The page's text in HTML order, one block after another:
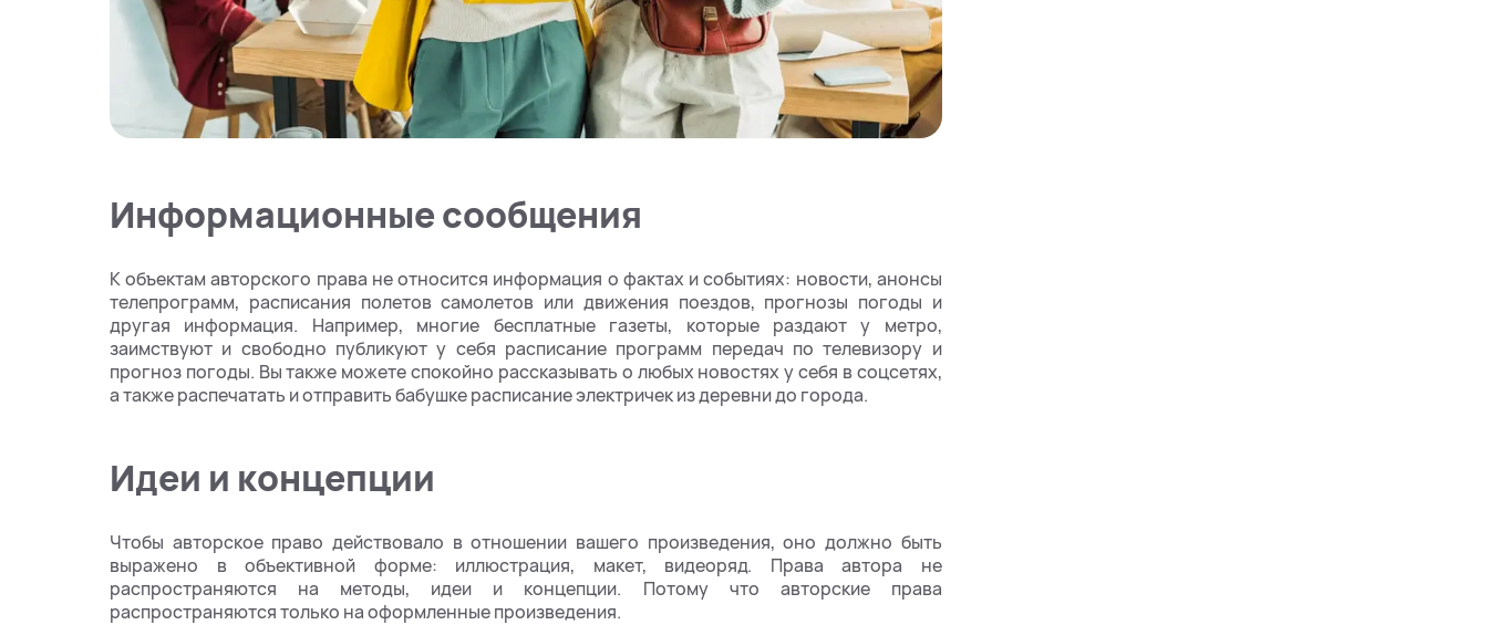
Информационные сообщения
К объектам авторского права не относится информация о фактах и событиях: новости, анонсы
телепрограмм, расписания полетов самолетов или движения поездов, прогнозы погоды и
другая информация. Например, многие бесплатные газеты, которые раздают у метро,
заимствуют и свободно публикуют у себя расписание программ передач по телевизору и
прогноз погоды. Вы также можете спокойно рассказывать о любых новостях у себя в соцсетях,
а также распечатать и отправить бабушке расписание электричек из деревни до города.
Идеи и концепции
Чтобы авторское право действовало в отношении вашего произведения, оно должно быть
выражено в объективной форме: иллюстрация, макет, видеоряд. Права автора не
распространяются на методы, идеи и концепции. Потому что авторские права
распространяются только на оформленные произведения.